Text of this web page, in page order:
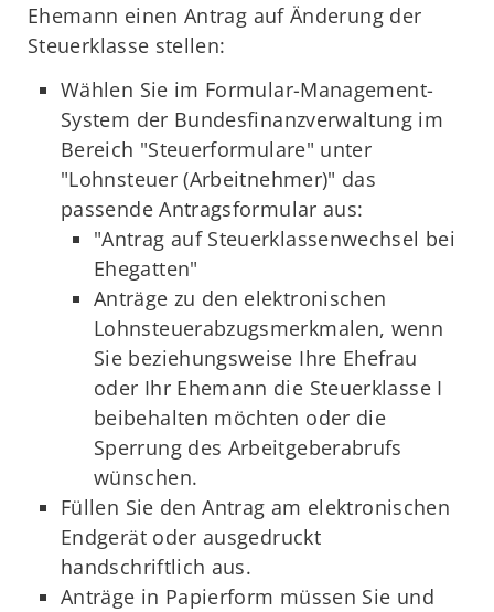
Ehemann einen Antrag auf Änderung der
Steuerklasse stellen:
Wählen Sie im Formular-Management-
System der Bundesfinanzverwaltung im
Bereich "Steuerformulare" unter
"Lohnsteuer (Arbeitnehmer)" das
passende Antragsformular aus:
"Antrag auf Steuerklassenwechsel bei
Ehegatten"
Anträge zu den elektronischen
Lohnsteuerabzugsmerkmalen, wenn
Sie beziehungsweise Ihre Ehefrau
oder Ihr Ehemann die Steuerklasse I
beibehalten möchten oder die
Sperrung des Arbeitgeberabrufs
wünschen.
Füllen Sie den Antrag am elektronischen
Endgerät oder ausgedruckt
handschriftlich aus.
Anträge in Papierform müssen Sie und